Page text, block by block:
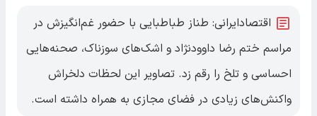
اقتصادایرانی: طناز طباطبایی با حضور غم‌انگیزش در
مراسم ختم رضا داوودنژاد و اشک‌های سوزناک، صحنه‌هایی
احساسی و تلخ را رقم زد. تصاویر این لحظات دلخراش
واکنش‌های زیادی در فضای مجازی به همراه داشته است.